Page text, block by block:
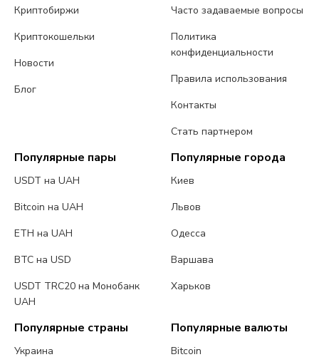
Криптобиржи
Криптокошельки
Новости
Блог
Часто задаваемые вопросы
Политика
конфиденциальности
Правила использования
Контакты
Стать партнером
Популярные пары
USDT на UAH
Bitcoin на UAH
ETH на UAH
BTC на USD
USDT TRC20 на Монобанк
UAH
Популярные города
Киев
Львов
Одесса
Варшава
Харьков
Популярные страны
Украина
Популярные валюты
Bitcoin